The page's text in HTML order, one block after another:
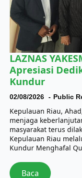
LAZNAS
Apresiasi
Kundur
02/08/2026 Public
Kepulauan Riau,
menjaga
masyarakat terus
Kepulauan Riau
Kundur Menghafal
Baca